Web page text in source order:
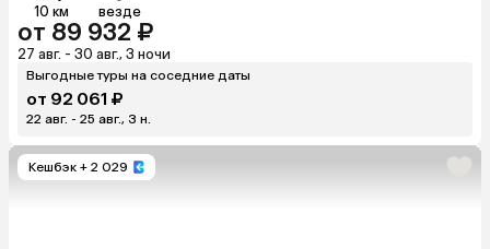
10 км везде
от 89 932 ₽
27 авг. - 30 авг., 3 ночи
Выгодные туры на соседние даты
от 92 061 ₽
22 авг. - 25 авг., 3 н.
Кешбэк + 2 029